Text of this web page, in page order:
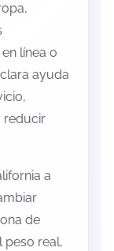
línea o
ayuda
reducir
a
de
peso real,